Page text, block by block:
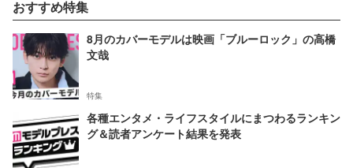
おすすめ特集
8月のカバーモデルは映画「ブルーロック」の高橋
文哉
特集
各種エンタメ・ライフスタイルにまつわるランキン
グ＆読者アンケート結果を発表